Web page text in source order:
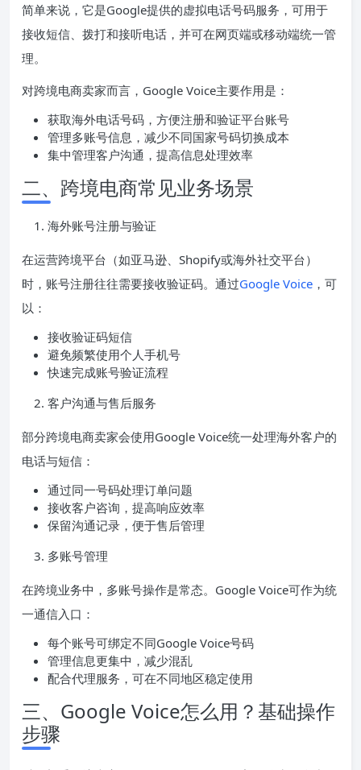
简单来说，它是Google提供的虚拟电话号码服务，可用于
接收短信、拨打和接听电话，并可在网页端或移动端统一管
理。
对跨境电商卖家而言，Google Voice主要作用是：
获取海外电话号码，方便注册和验证平台账号
管理多账号信息，减少不同国家号码切换成本
集中管理客户沟通，提高信息处理效率
二、跨境电商常见业务场景
海外账号注册与验证
在运营跨境平台（如亚马逊、Shopify或海外社交平台）
时，账号注册往往需要接收验证码。通过Google Voice ，可
以：
接收验证码短信
避免频繁使用个人手机号
快速完成账号验证流程
客户沟通与售后服务
部分跨境电商卖家会使用Google Voice统一处理海外客户的
电话与短信：
通过同一号码处理订单问题
接收客户咨询，提高响应效率
保留沟通记录，便于售后管理
多账号管理
在跨境业务中，多账号操作是常态。Google Voice可作为统
一通信入口：
每个账号可绑定不同Google Voice号码
管理信息更集中，减少混乱
配合代理服务，可在不同地区稳定使用
三、Google Voice怎么用？基础操作
步骤